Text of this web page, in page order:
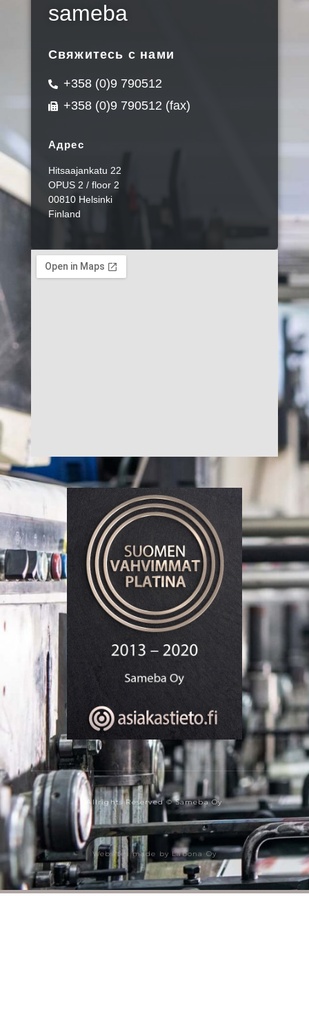
sameba
Свяжитесь с нами
+358 (0)9 790512
+358 (0)9 790512 (fax)
Адрес
Hitsaajankatu 22
OPUS 2 / floor 2
00810 Helsinki
Finland
Allrights Reserved © Sameba Oy
Websites made by Labona Oy